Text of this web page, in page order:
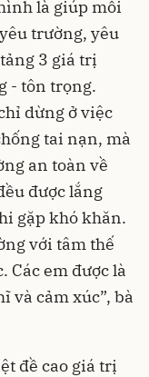
là giúp mỗi
trường, yêu
3 giá trị
- tôn trọng.
dừng ở việc
tai nạn, mà
an toàn về
được lắng
gặp khó khăn.
với tâm thế
Các em được là
và cảm xúc”, bà
đề cao giá trị